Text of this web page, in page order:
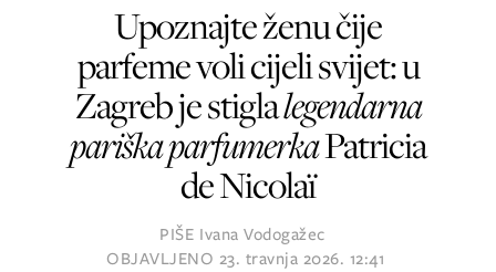
Upoznajte ženu čije
parfeme voli cijeli svijet: u
Zagreb je stiglalegendarna
pariška parfumerkaPatricia
de Nicolaï
PIŠE Ivana Vodogažec
OBJAVLJENO 23. travnja 2026. 12:41